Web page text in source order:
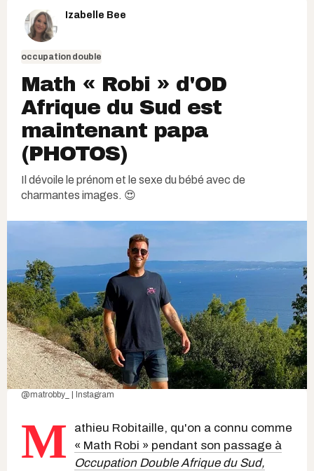
Izabelle Bee
occupation double
Math « Robi » d'OD
Afrique du Sud est
maintenant papa
(PHOTOS)
Il dévoile le prénom et le sexe du bébé avec de
charmantes images. 😍
@matrobby_ | Instagram
M
athieu Robitaille, qu'on a connu comme
« Math Robi » pendant son passage à
Occupation Double Afrique du Sud,